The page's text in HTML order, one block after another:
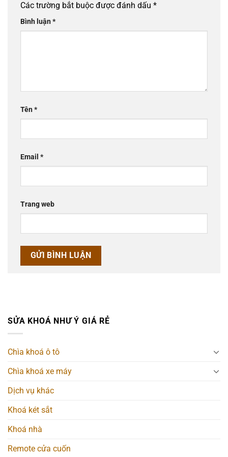
Các trường bắt buộc được đánh dấu *
Bình luận*
Tên*
Email *
Trang web
SỬA KHOÁ NHƯ Ý GIÁ RẺ
Chìa khoá ô tô
Chìa khoá xe máy
Dịch vụ khác
Khoá két sắt
Khoá nhà
Remote cửa cuốn